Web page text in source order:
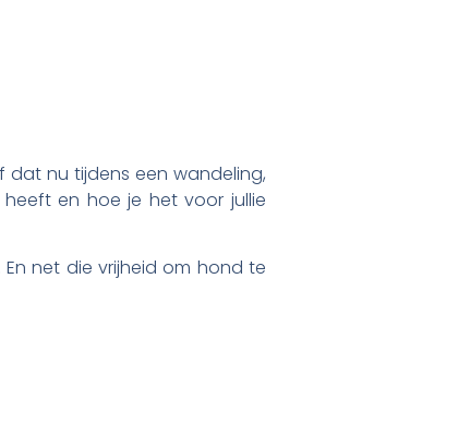
dat nu tijdens een wandeling,
en hoe je het voor jullie
net die vrijheid om hond te